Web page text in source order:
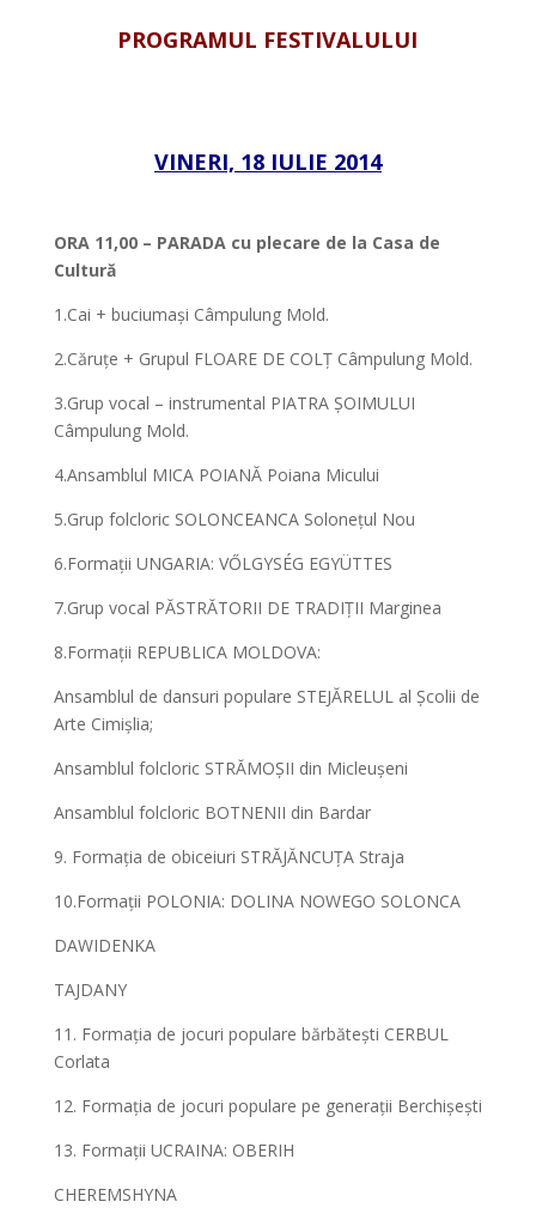
PROGRAMUL FESTIVALULUI
VINERI, 18 IULIE 2014
ORA 11,00 – PARADAcu plecare de la Casa de
Cultură
1.Cai + buciumași Câmpulung Mold.
2.Căruțe + Grupul FLOARE DE COLȚ Câmpulung Mold.
3.Grup vocal – instrumental PIATRA ȘOIMULUI
Câmpulung Mold.
4.Ansamblul MICA POIANĂ Poiana Micului
5.Grup folcloric SOLONCEANCA Solonețul Nou
6.Formații UNGARIA: VŐLGYSÉG EGYÜTTES
7.Grup vocal PĂSTRĂTORII DE TRADIȚII Marginea
8.Formații REPUBLICA MOLDOVA:
Ansamblul de dansuri populare STEJĂRELUL al Școlii de
Arte Cimișlia;
Ansamblul folcloric STRĂMOȘII din Micleușeni
Ansamblul folcloric BOTNENII din Bardar
9. Formația de obiceiuri STRĂJĂNCUȚA Straja
10.Formații POLONIA: DOLINA NOWEGO SOLONCA
DAWIDENKA
TAJDANY
11. Formația de jocuri populare bărbătești CERBUL
Corlata
12. Formația de jocuri populare pe generații Berchișești
13. Formații UCRAINA: OBERIH
CHEREMSHYNA